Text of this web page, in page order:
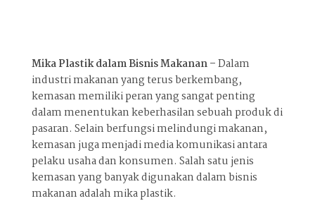
Mika Plastik dalam Bisnis Makanan –Dalam
industri makanan yang terus berkembang,
kemasan memiliki peran yang sangat penting
dalam menentukan keberhasilan sebuah produk di
pasaran. Selain berfungsi melindungi makanan,
kemasan juga menjadi media komunikasi antara
pelaku usaha dan konsumen. Salah satu jenis
kemasan yang banyak digunakan dalam bisnis
makanan adalah mika plastik.